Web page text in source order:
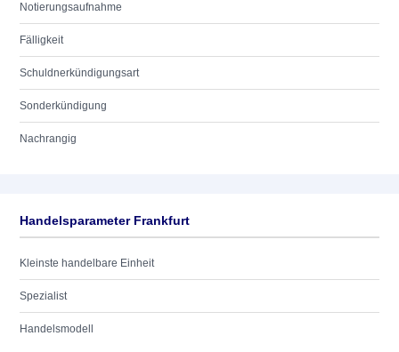
Notierungsaufnahme
Fälligkeit
Schuldnerkündigungsart
Sonderkündigung
Nachrangig
Handelsparameter Frankfurt
Kleinste handelbare Einheit
Spezialist
Handelsmodell